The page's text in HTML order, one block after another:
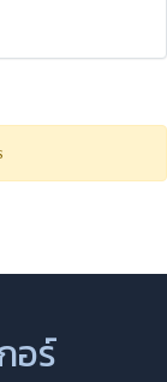
อร์